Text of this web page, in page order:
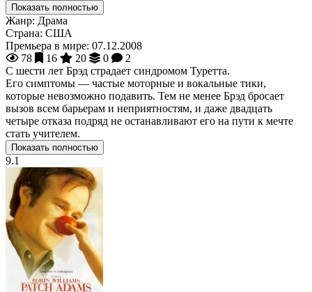
Показать полностью
Жанр: Драма
Страна: США
Премьера в мире: 07.12.2008
78
16 20 0
2
С шести лет Брэд страдает синдромом Туретта.
Его симптомы — частые моторные и вокальные тики,
которые невозможно подавить. Тем не менее Брэд бросает
вызов всем барьерам и неприятностям, и даже двадцать
четыре отказа подряд не останавливают его на пути к мечте
стать учителем.
Показать полностью
9.1